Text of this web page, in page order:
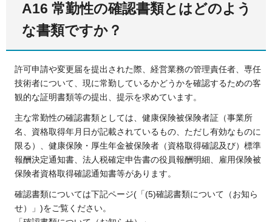
A16 常勤性の確認書類とはどのよう
な書類ですか？
許可申請や変更届を提出された際、経営業務の管理責任者、専任
技術者について、現に常勤しているかどうかを確認するための客
観的な証明書類等の提出、提示を求めています。
主な常勤性の確認書類としては、健康保険被保険者証（事業所
名、資格取得年月日が記載されているもの、ただし有効なものに
限る）、健康保険・厚生年金被保険者（資格取得確認及び）標準
報酬決定通知書、法人税確定申告書の役員報酬明細、雇用保険被
保険者資格取得確認通知書等があります。
確認書類については下記ページ(「(5)確認書類について（お知ら
せ）」)をご覧ください。